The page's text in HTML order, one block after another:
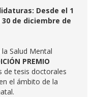
Desde el 1
de diciembre de
Salud Mental
PREMIO
de tesis doctorales
el ámbito de la